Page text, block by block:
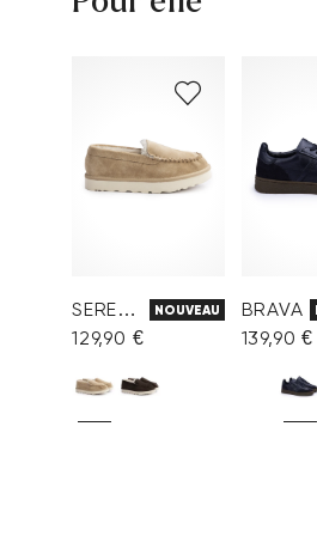
SEREN SL NOUVEAU
129,90 €
BRAVA
139,90 €